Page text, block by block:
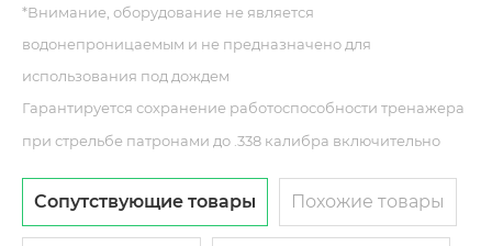
*Внимание, оборудование не является
водонепроницаемым и не предназначено для
использования под дождем
Гарантируется сохранение работоспособности тренажера
при стрельбе патронами до .338 калибра включительно
Сопутствующие товары Похожие товары